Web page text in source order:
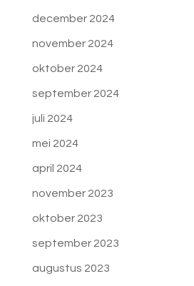
december 2024
november 2024
oktober 2024
september 2024
juli 2024
mei 2024
april 2024
november 2023
oktober 2023
september 2023
augustus 2023